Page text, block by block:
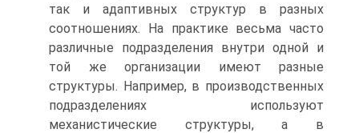
так и адаптивных структур в разных
соотношениях. На практике весьма часто
различные подразделения внутри одной и
той же организации имеют разные
структуры. Например, в производственных
подразделениях используют
механистические структуры, а в